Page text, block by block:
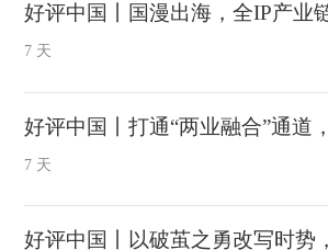
好评中国丨国漫出海，全IP产业
7 天
7 天